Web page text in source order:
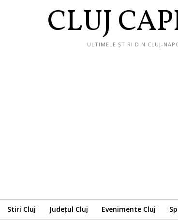
CLUJ
ULTIMELE ȘTIRI DIN CLUJ-
Stiri Cluj Județul Cluj Evenimente Cluj